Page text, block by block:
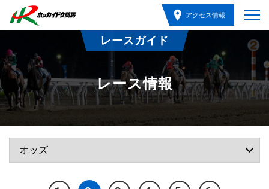
アクセス情報
レースガイド
レース情報